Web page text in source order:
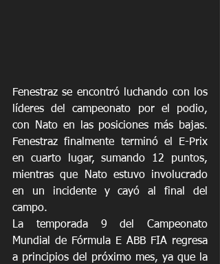
Fenestraz se encontró luchando con los
líderes del campeonato por el podio,
con Nato en las posiciones más bajas.
Fenestraz finalmente terminó el E-Prix
en cuarto lugar, sumando 12 puntos,
mientras que Nato estuvo involucrado
en un incidente y cayó al final del
campo.
La temporada 9 del Campeonato
Mundial de Fórmula E ABB FIA regresa
a principios del próximo mes, ya que la